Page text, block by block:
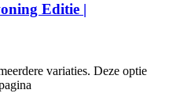
Editie |
variaties. Deze optie